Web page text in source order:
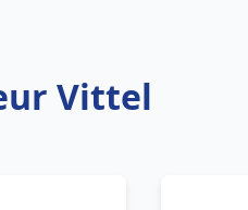
Vittel